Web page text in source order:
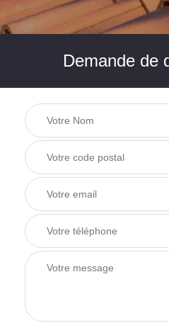
Demande de